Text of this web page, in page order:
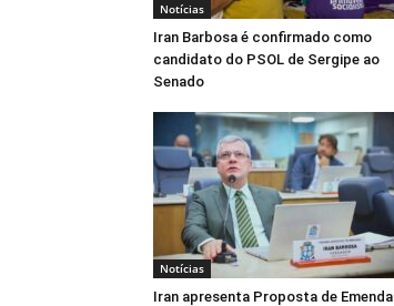
Notícias
Iran Barbosa é confirmado como
candidato do PSOL de Sergipe ao
Senado
Notícias
Iran apresenta Proposta de Emenda